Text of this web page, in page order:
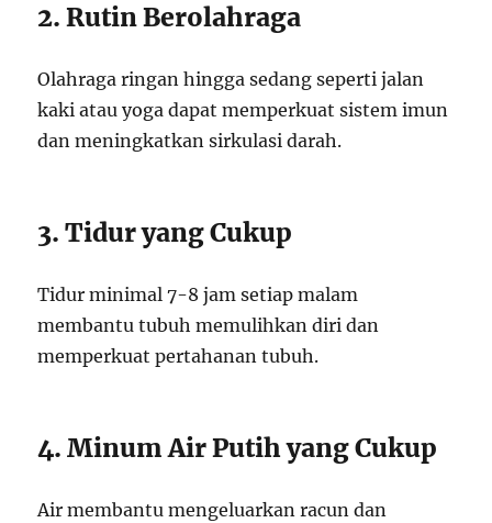
2. Rutin Berolahraga
Olahraga ringan hingga sedang seperti jalan
kaki atau yoga dapat memperkuat sistem imun
dan meningkatkan sirkulasi darah.
3. Tidur yang Cukup
Tidur minimal 7-8 jam setiap malam
membantu tubuh memulihkan diri dan
memperkuat pertahanan tubuh.
4. Minum Air Putih yang Cukup
Air membantu mengeluarkan racun dan